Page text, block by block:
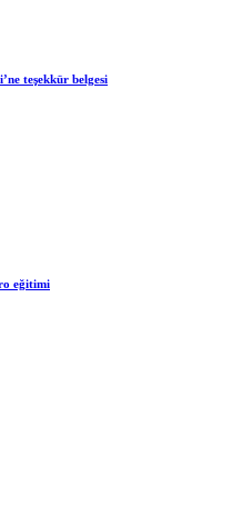
teşekkür belgesi
eğitimi